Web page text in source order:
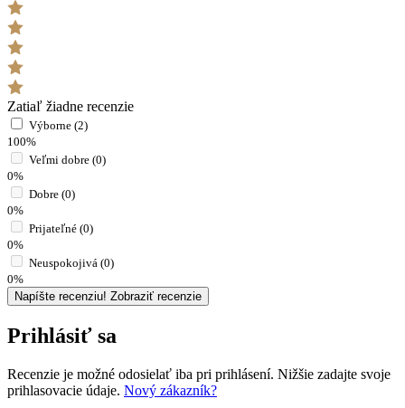
Zatiaľ žiadne recenzie
Výborne (2)
100%
Veľmi dobre (0)
0%
Dobre (0)
0%
Prijateľné (0)
0%
Neuspokojivá (0)
0%
Napíšte recenziu! Zobraziť recenzie
Prihlásiť sa
Recenzie je možné odosielať iba pri prihlásení. Nižšie zadajte svoje
prihlasovacie údaje. Nový zákazník?